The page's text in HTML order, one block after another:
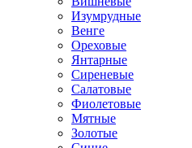
Изумрудные
Венге
Ореховые
Янтарные
Сиреневые
Салатовые
Фиолетовые
Мятные
Золотые